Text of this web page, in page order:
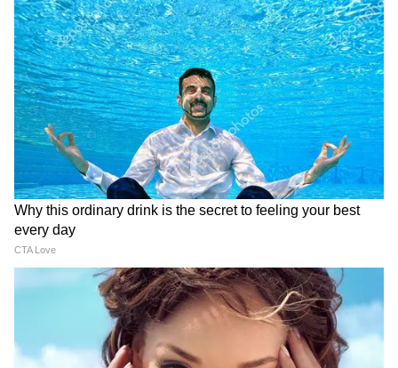
भगवान शंकर के प्रति प्रेम रहा। युवा होने पर देवी पार्वती
शिवजी को पति रूप में पाने के लिए घोर तप करने लगीं,
लेकिन पिता हिमालय किसी और से पार्वती का विवाह
करना चाहते थे। देवी पार्वती ने जब यह बात अपनी सखी
को बताई, तब उनकी सखियां उन्हें एक घने जंगल में ले
गई। पार्वती ने जंगल में मिट्टी का शिवलिंग बनाकर कठोर
तप किया, जिससे भगवान शंकर प्रसन्न हुए और वरदान
दिया कि वे ही पत्नी रूप में देवी पार्वती का वरण करेंगे।
मान्यता है हरतालिका तीज का व्रत करने से शिवजी के
समान मनचाहे पति की प्राप्ति होती है।
कौन हैं वो 8 लोग, जिन्हें जीवित रहते हुए भी मरा हुआ